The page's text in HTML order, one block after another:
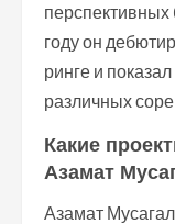
перспективных
году он
ринге и
различных
Какие
Азамат
Азамат